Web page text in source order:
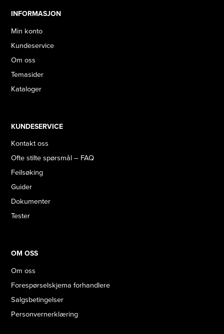
INFORMASJON
Min konto
Kundeservice
Om oss
Temasider
Kataloger
KUNDESERVICE
Kontakt oss
Ofte stilte spørsmål – FAQ
Feilsøking
Guider
Dokumenter
Tester
OM OSS
Om oss
Forespørselskjema forhandlere
Salgsbetingelser
Personvernerklæring